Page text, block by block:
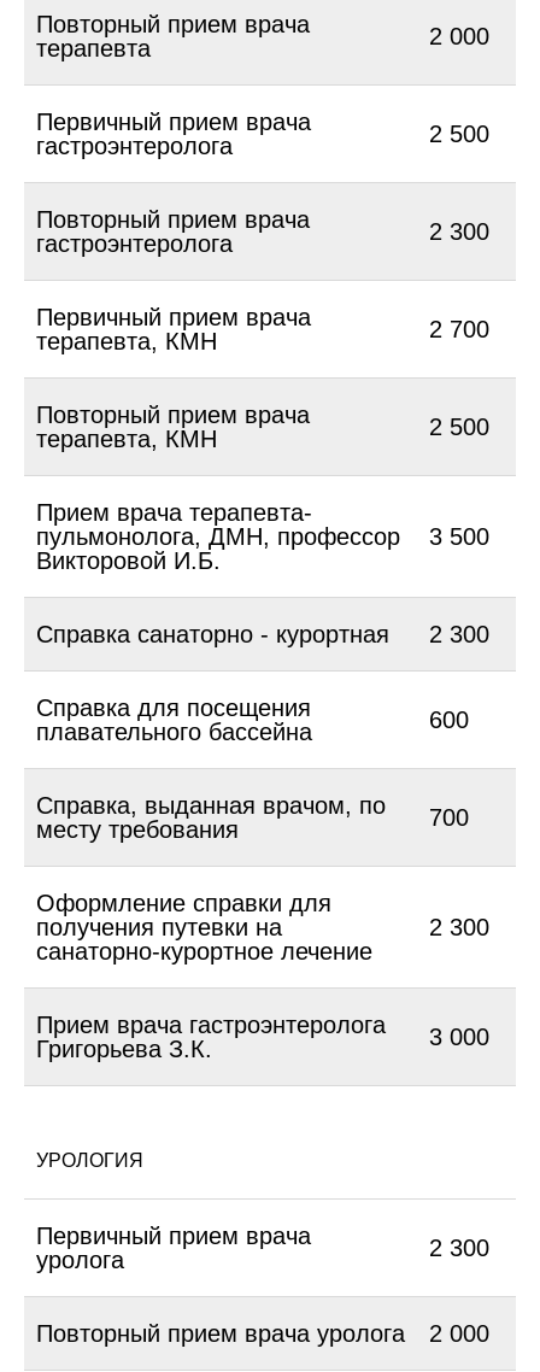
Повторный прием врача
терапевта
2 000
Первичный прием врача
гастроэнтеролога
2 500
Повторный прием врача
гастроэнтеролога
2 300
Первичный прием врача
терапевта, КМН
2 700
Повторный прием врача
терапевта, КМН
2 500
Прием врача терапевта-
пульмонолога, ДМН, профессор
Викторовой И.Б.
3 500
Справка санаторно - курортная 2 300
Справка для посещения
плавательного бассейна
600
Справка, выданная врачом, по
месту требования
700
Оформление справки для
получения путевки на
санаторно-курортное лечение
2 300
Прием врача гастроэнтеролога
Григорьева З.К.
3 000
УРОЛОГИЯ
Первичный прием врача
уролога
2 300
Повторный прием врача уролога 2 000